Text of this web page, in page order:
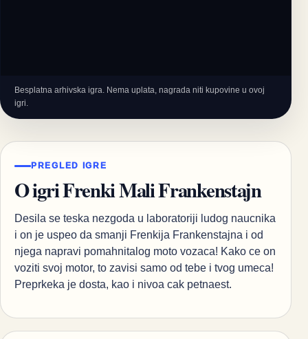
Besplatna arhivska igra. Nema uplata, nagrada niti kupovine u ovoj
igri.
PREGLED IGRE
O igri Frenki Mali Frankenstajn
Desila se teska nezgoda u laboratoriji ludog naucnika
i on je uspeo da smanji Frenkija Frankenstajna i od
njega napravi pomahnitalog moto vozaca! Kako ce on
voziti svoj motor, to zavisi samo od tebe i tvog umeca!
Preprkeka je dosta, kao i nivoa cak petnaest.